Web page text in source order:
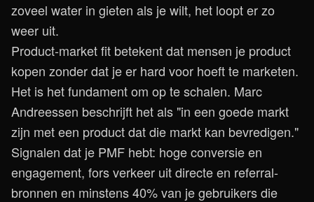
zoveel water in gieten als je wilt, het loopt er zo
weer uit.
Product-market fit betekent dat mensen je product
kopen zonder dat je er hard voor hoeft te marketen.
Het is het fundament om op te schalen. Marc
Andreessen beschrijft het als "in een goede markt
zijn met een product dat die markt kan bevredigen."
Signalen dat je PMF hebt: hoge conversie en
engagement, fors verkeer uit directe en referral-
bronnen en minstens 40% van je gebruikers die